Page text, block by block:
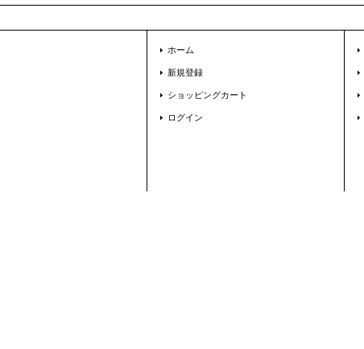
ホーム
新規登録
ショッピングカート
ログイン